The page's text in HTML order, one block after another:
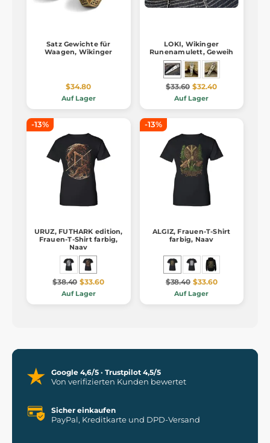
Satz Gewichte für
Waagen, Wikinger
$34.80
Auf Lager
LOKI, Wikinger
Runenamulett, Geweih
$33.60 $32.40
Auf Lager
-13%
URUZ, FUTHARK edition,
Frauen-T-Shirt farbig,
Naav
$38.40 $33.60
Auf Lager
-13%
ALGIZ, Frauen-T-Shirt
farbig, Naav
$38.40 $33.60
Auf Lager
Google 4,6/5 · Trustpilot 4,5/5
Von verifizierten Kunden bewertet
Sicher einkaufen
PayPal, Kreditkarte und DPD-Versand